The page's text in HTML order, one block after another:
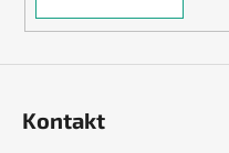
Kontakt